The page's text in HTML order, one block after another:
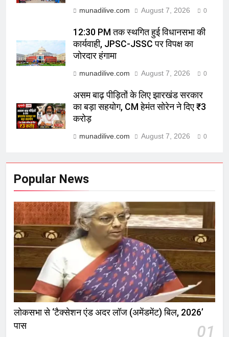
munadilive.com August 7, 2026 0
12:30 PM तक स्थगित हुई विधानसभा की
कार्यवाही, JPSC-JSSC पर विपक्ष का
जोरदार हंगामा
munadilive.com August 7, 2026 0
असम बाढ़ पीड़ितों के लिए झारखंड सरकार
का बड़ा सहयोग, CM हेमंत सोरेन ने दिए ₹3
करोड़
munadilive.com August 7, 2026 0
Popular News
लोकसभा से ‘टैक्सेशन एंड अदर लॉज (अमेंडमेंट) बिल, 2026’
पास
01